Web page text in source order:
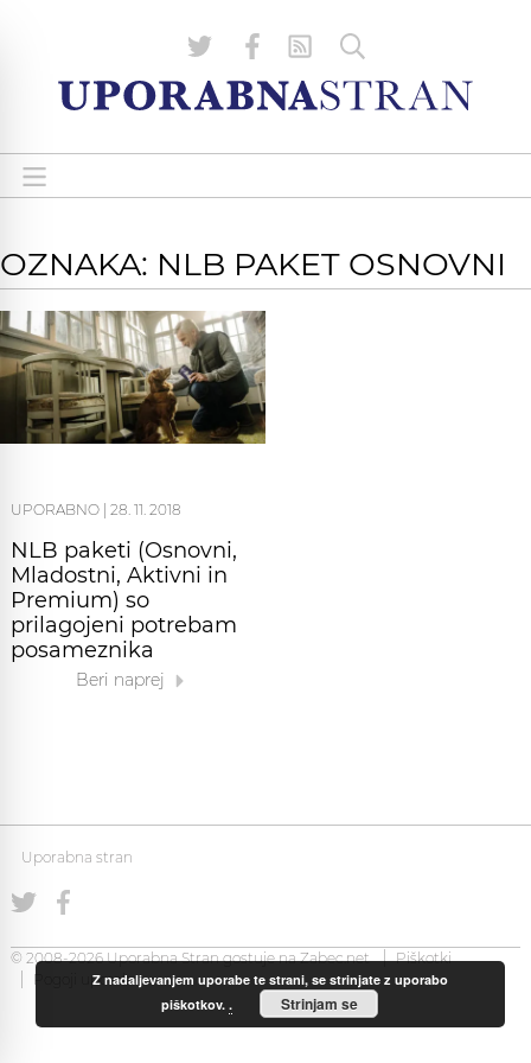
OZNAKA: NLB PAKET OSNOVNI
UPORABNO 28. 11. 2018
NLB paketi (Osnovni,
Mladostni, Aktivni in
Premium) so
prilagojeni potrebam
posameznika
Beri naprej
Uporabna stran
© 2008-2026 Uporabna Stran gostuje naZabec.net
Piškotki
Pogoji uporabeZ nadaljevanjem uporabe te strani, se strinjate z uporabo
piškotkov.. Strinjam se